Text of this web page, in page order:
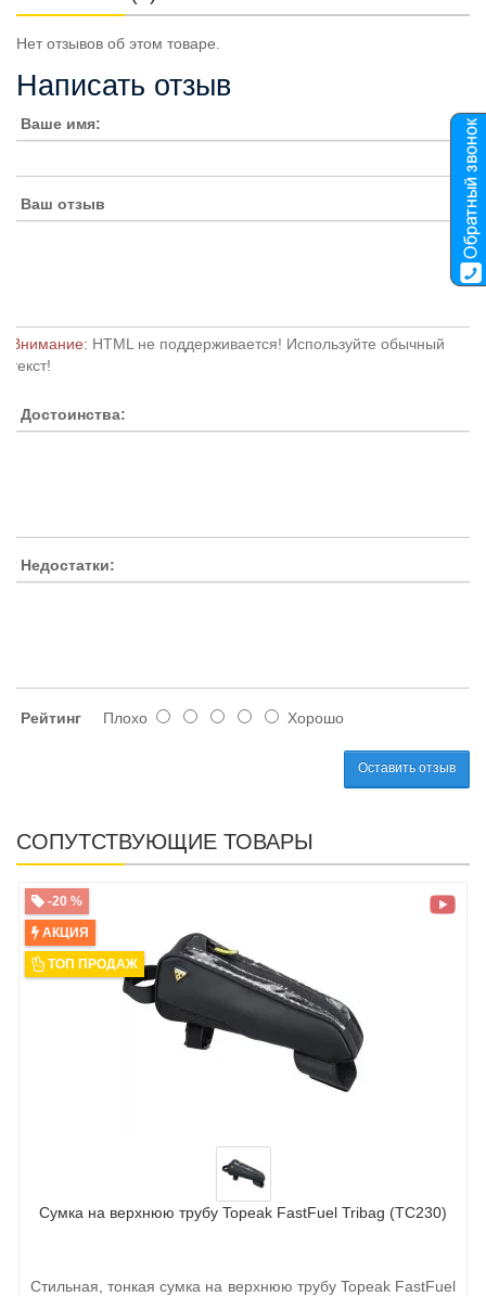
Нет отзывов об этом товаре.
Написать отзыв
Ваше имя:
Ваш отзыв
Внимание: HTML не поддерживается! Используйте обычный
текст!
Достоинства:
Недостатки:
Рейтинг Плохо Хорошо
Оставить отзыв
СОПУТСТВУЮЩИЕ ТОВАРЫ
-20 %
АКЦИЯ
ТОП ПРОДАЖ
Сумка на верхнюю трубу Topeak FastFuel Tribag (TC230)
Стильная, тонкая сумка на верхнюю трубу Topeak FastFuel